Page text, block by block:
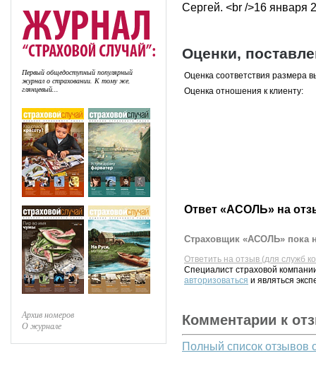
Первый общедоступный популярный
журнал о страховании. К тому же,
глянцевый...
Архив номеров
О журнале
Сергей. <br />16 января
Оценки,
Оценка соответствия размера
Оценка отношения к клиенту:
Ответ «АСОЛЬ» на
Страховщик «АСОЛЬ» пока
Ответить на отзыв (для служб
Специалист страховой
авторизоваться и являться
Комментарии к
Полный список отзывов